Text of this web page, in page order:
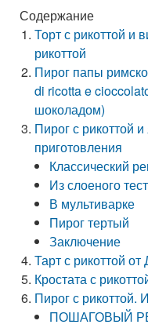
Содержание
Торт с рикоттой и
рикоттой
Пирог папы
di ricotta e
шоколадом)
Пирог с рикоттой
приготовления
Классический
Из слоеного
В мультиварке
Пирог тертый
Заключение
Тарт с рикоттой
Кростата с
Пирог с рикоттой.
ПОШАГОВЫЙ